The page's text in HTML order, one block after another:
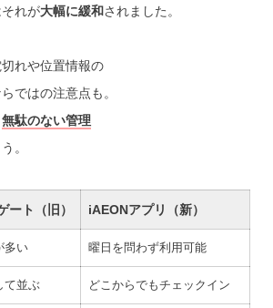
れが大幅に緩和されました。
れや位置情報の
ではの注意点も。
無駄のない管理
。
ート（旧） iAEONアプリ（新）
多い 曜日を問わず利用可能
て並ぶ どこからでもチェックイン